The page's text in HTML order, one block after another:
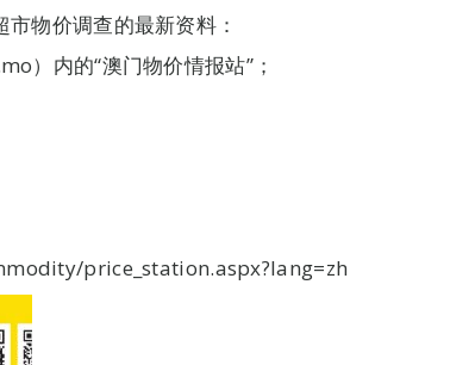
物价调查的最新资料：
）内的“澳门物价情报站”；
price_station.aspx?lang=zh